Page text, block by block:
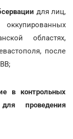
для лиц,
областях,
после
в контрольных
проведения